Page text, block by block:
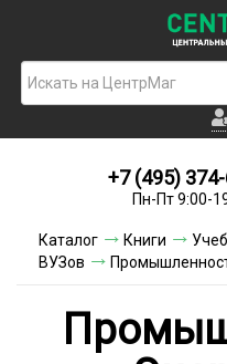
+7 (495)
Пн-Пт 9:00-
Каталог Книги
ВУЗов